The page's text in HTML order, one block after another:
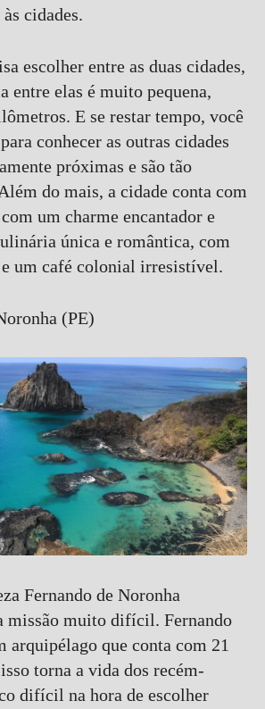
cidades.
escolher entre as duas cidades,
entre elas é muito pequena,
E se restar tempo, você
conhecer as outras cidades
próximas e são tão
do mais, a cidade conta com
um charme encantador e
única e romântica, com
um café colonial irresistível.
(PE)
Fernando de Noronha
missão muito difícil. Fernando
arquipélago que conta com 21
torna a vida dos recém-
difícil na hora de escolher